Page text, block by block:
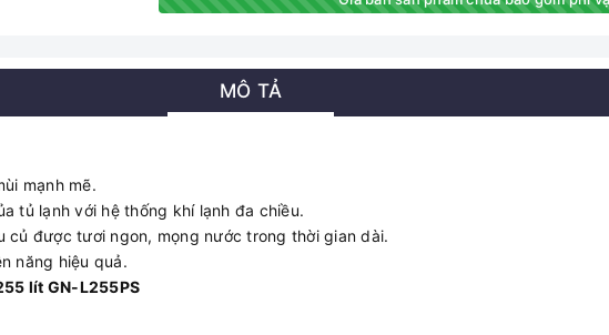
MÔ TẢ
mạnh mẽ.
tủ lạnh với hệ thống khí lạnh đa chiều.
được tươi ngon, mọng nước trong thời gian dài.
năng hiệu quả.
lít GN-L255PS